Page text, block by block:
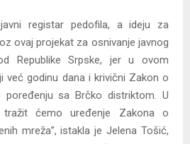
registar pedofila, a ideju za
ovaj projekat za osnivanje javnog
Republike Srpske, jer u ovom
već godinu dana i krivični Zakon o
poređenju sa Brčko distriktom. U
ćemo uređenje Zakona o
mreža”, istakla je Jelena Tošić,